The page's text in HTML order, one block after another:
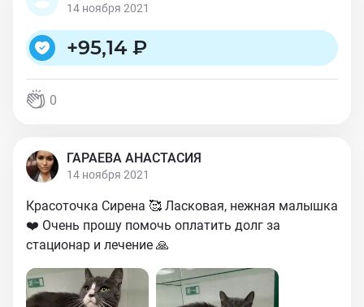
14 ноября 2021
+95,14 ₽
0
ГАРАЕВА АНАСТАСИЯ
14 ноября 2021
Красоточка Сирена 🥰 Ласковая, нежная малышка
❤️ Очень прошу помочь оплатить долг за
стационар и лечение 🙏